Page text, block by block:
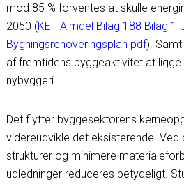
mod 85 % forventes at skulle
2050 (KEF Almdel Bilag 188 Bilag 1
Bygningsrenoveringsplan pdf).
af fremtidens byggeaktivitet at
nybyggeri.
Det flytter byggesektorens
videreudvikle det eksisterende.
strukturer og minimere
udledninger reduceres betydeligt.